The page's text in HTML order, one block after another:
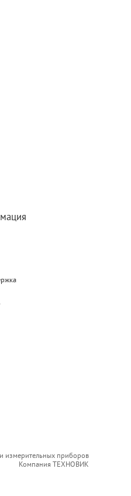
измерительных приборов
Компания ТЕХНОВИК